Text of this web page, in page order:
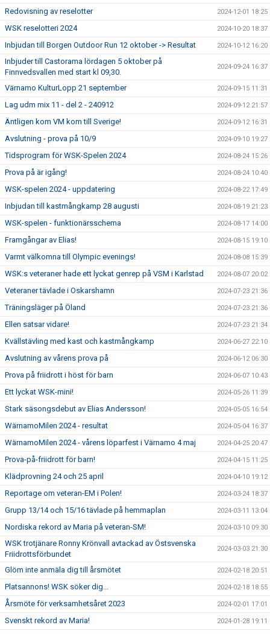
Redovisning av reselotter 2024-12-01 18:25
WSK reselotteri 2024 2024-10-20 18:37
Inbjudan till Borgen Outdoor Run 12 oktober -> Resultat 2024-10-12 16:20
Inbjuder till Castorama lördagen 5 oktober på
Finnvedsvallen med start kl 09,30.
2024-09-24 16:37
Värnamo KulturLopp 21 september 2024-09-15 11:31
Lag udm mix 11 - del 2 - 240912 2024-09-12 21:57
Äntligen kom VM kom till Sverige! 2024-09-12 16:31
Avslutning - prova på 10/9 2024-09-10 19:27
Tidsprogram för WSK-Spelen 2024 2024-08-24 15:26
Prova på är igång! 2024-08-24 10:40
WSK-spelen 2024 - uppdatering 2024-08-22 17:49
Inbjudan till kastmångkamp 28 augusti 2024-08-19 21:23
WSK-spelen - funktionärsschema 2024-08-17 14:00
Framgångar av Elias! 2024-08-15 19:10
Varmt välkomna till Olympic evenings! 2024-08-08 15:39
WSK:s veteraner hade ett lyckat genrep på VSM i Karlstad 2024-08-07 20:02
Veteraner tävlade i Oskarshamn 2024-07-23 21:36
Träningsläger på Öland 2024-07-23 21:36
Ellen satsar vidare! 2024-07-23 21:34
Kvällstävling med kast och kastmångkamp 2024-06-27 22:10
Avslutning av vårens prova på 2024-06-12 06:30
Prova på friidrott i höst för barn 2024-06-07 10:43
Ett lyckat WSK-mini! 2024-05-26 11:39
Stark säsongsdebut av Elias Andersson! 2024-05-05 16:54
WärnamoMilen 2024 - resultat 2024-05-04 16:37
WärnamoMilen 2024 - vårens löparfest i Värnamo 4 maj 2024-04-25 20:47
Prova-på-friidrott för barn! 2024-04-15 11:25
Klädprovning 24 och 25 april 2024-04-10 19:12
Reportage om veteran-EM i Polen! 2024-03-24 18:37
Grupp 13/14 och 15/16 tävlade på hemmaplan 2024-03-11 13:04
Nordiska rekord av Maria på veteran-SM! 2024-03-10 09:30
WSK trotjänare Ronny Krönvall avtackad av Östsvenska
Friidrottsförbundet
2024-03-03 21:30
Glöm inte anmäla dig till årsmötet 2024-02-18 20:51
Platsannons! WSK söker dig... 2024-02-18 18:55
Årsmöte för verksamhetsåret 2023 2024-02-01 17:01
Svenskt rekord av Maria! 2024-01-28 19:11